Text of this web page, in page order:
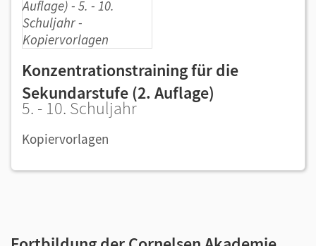
Konzentrationstraining für die
Sekundarstufe (2. Auflage)
5. - 10. Schuljahr
Kopiervorlagen